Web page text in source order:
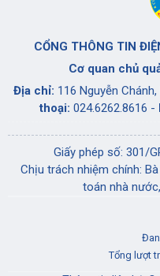
CỔNG THÔNG TIN
Cơ quan chủ
Địa chỉ: 116 Nguyễn
thoại: 024.6262.8616 -
Giấy phép số: 301/
Chịu trách nhiệm chính:
toán nhà
Tổng lượt